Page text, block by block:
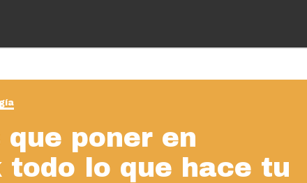
que poner en
todo lo que hace tu